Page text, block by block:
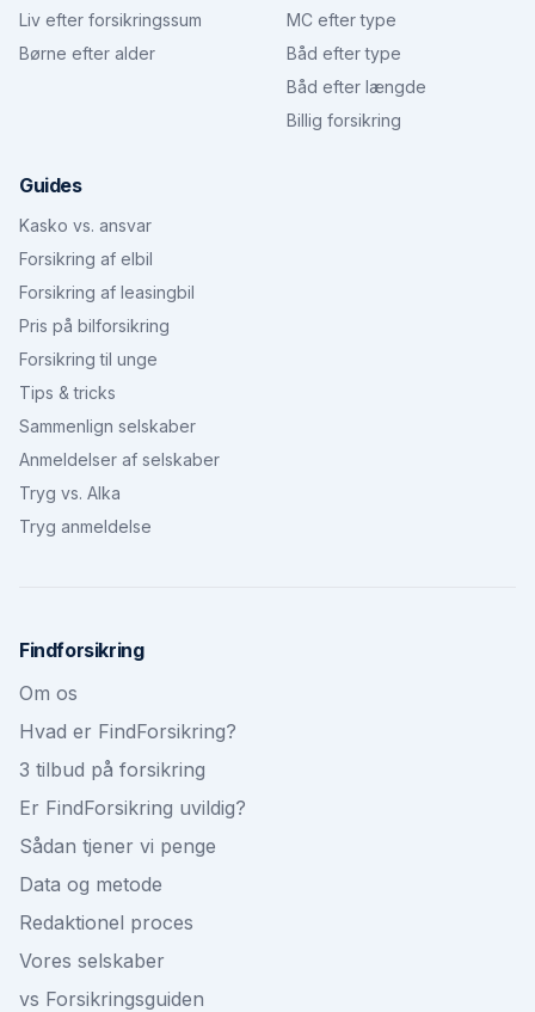
Liv efter forsikringssum
Børne efter alder
MC efter type
Båd efter type
Båd efter længde
Billig forsikring
Guides
Kasko vs. ansvar
Forsikring af elbil
Forsikring af leasingbil
Pris på bilforsikring
Forsikring til unge
Tips & tricks
Sammenlign selskaber
Anmeldelser af selskaber
Tryg vs. Alka
Tryg anmeldelse
Findforsikring
Om os
Hvad er FindForsikring?
3 tilbud på forsikring
Er FindForsikring uvildig?
Sådan tjener vi penge
Data og metode
Redaktionel proces
Vores selskaber
vs Forsikringsguiden